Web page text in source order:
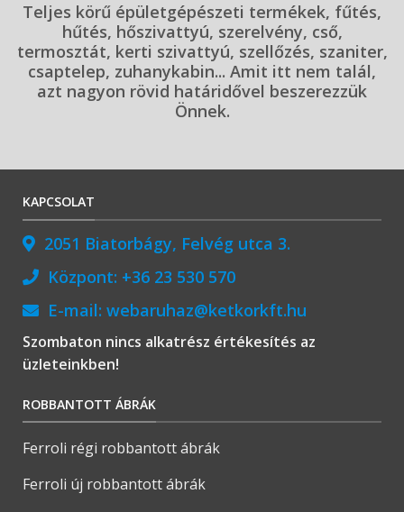
Teljes körű épületgépészeti termékek, fűtés,
hűtés, hőszivattyú, szerelvény, cső,
termosztát, kerti szivattyú, szellőzés, szaniter,
csaptelep, zuhanykabin... Amit itt nem talál,
azt nagyon rövid határidővel beszerezzük
Önnek.
KAPCSOLAT
2051 Biatorbágy, Felvég utca 3.
Központ: +36 23 530 570
E-mail: webaruhaz@ketkorkft.hu
Szombaton nincs alkatrész értékesítés az
üzleteinkben!
ROBBANTOTT ÁBRÁK
Ferroli régi robbantott ábrák
Ferroli új robbantott ábrák